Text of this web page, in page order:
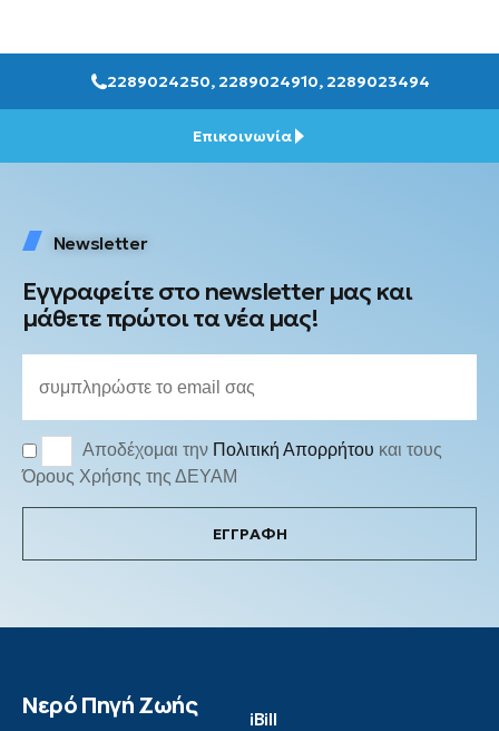
2289024250, 2289024910, 2289023494
Επικοινωνία
Newsletter
Εγγραφείτε στο newsletter μας και
μάθετε πρώτοι τα νέα μας!
Αποδέχομαι την Πολιτική Απορρήτου και τους
Όρους Χρήσης της ΔΕΥΑΜ
ΕΓΓΡΑΦΗ
Νερό Πηγή Ζωής iBill